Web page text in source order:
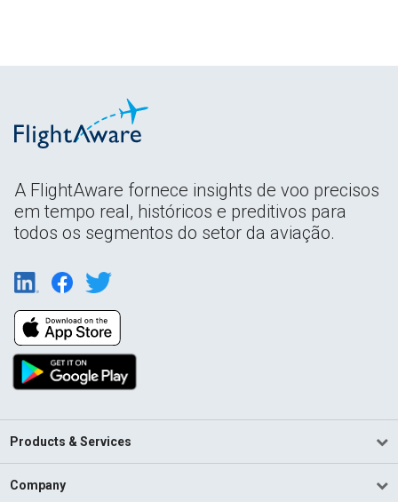
A FlightAware fornece insights de voo precisos
em tempo real, históricos e preditivos para
todos os segmentos do setor da aviação.
Products & Services
Company